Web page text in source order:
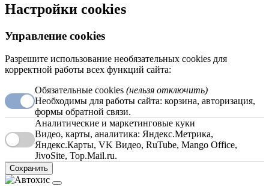
Настройки cookies
Управление cookies
Разрешите использование необязательных cookies для
корректной работы всех функций сайта:
Обязательные cookies (нельзя отключить)
Необходимы для работы сайта: корзина, авторизация,
формы обратной связи.
Аналитические и маркетинговые куки
Видео, карты, аналитика: Яндекс.Метрика,
Яндекс.Карты, VK Видео, RuTube, Mango Office,
JivoSite, Top.Mail.ru.
Сохранить